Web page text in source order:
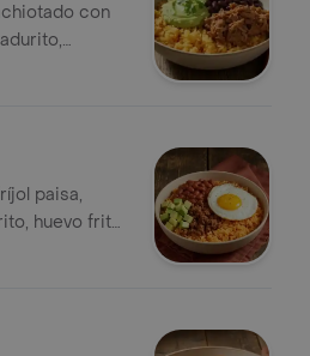
con
paisa,
huevo frito